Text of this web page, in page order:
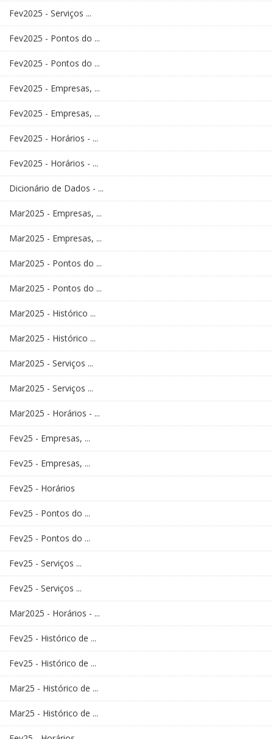
Fev2025 - Serviços ...
Fev2025 - Pontos do ...
Fev2025 - Pontos do ...
Fev2025 - Empresas, ...
Fev2025 - Empresas, ...
Fev2025 - Horários - ...
Fev2025 - Horários - ...
Dicionário de Dados - ...
Mar2025 - Empresas, ...
Mar2025 - Empresas, ...
Mar2025 - Pontos do ...
Mar2025 - Pontos do ...
Mar2025 - Histórico ...
Mar2025 - Histórico ...
Mar2025 - Serviços ...
Mar2025 - Serviços ...
Mar2025 - Horários - ...
Fev25 - Empresas, ...
Fev25 - Empresas, ...
Fev25 - Horários
Fev25 - Pontos do ...
Fev25 - Pontos do ...
Fev25 - Serviços ...
Fev25 - Serviços ...
Mar2025 - Horários - ...
Fev25 - Histórico de ...
Fev25 - Histórico de ...
Mar25 - Histórico de ...
Mar25 - Histórico de ...